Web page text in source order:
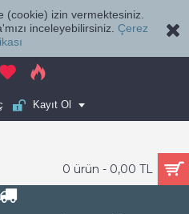
(cookie) izin vermektesiniz.
inceleyebilirsiniz. Çerez
Kayıt Ol
0 ürün - 0,00 TL